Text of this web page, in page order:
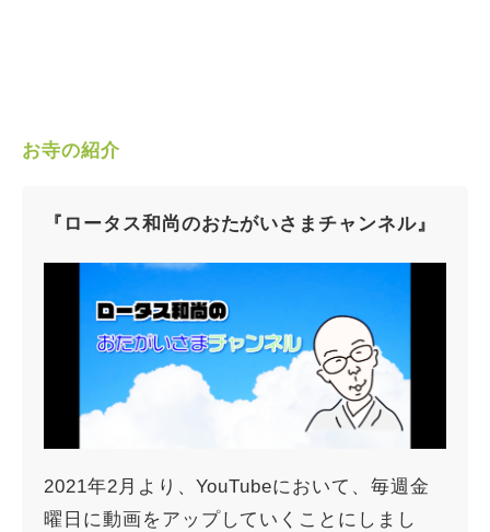
お寺の紹介
『ロータス和尚のおたがいさまチャンネル』
2021年2月より、YouTubeにおいて、毎週金
曜日に動画をアップしていくことにしまし